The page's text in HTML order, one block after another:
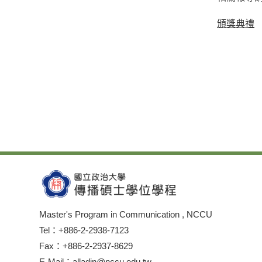
頒獎典禮
Master's Program in Communication , NCCU
Tel：+886-2-2938-7123
Fax：+886-2-2937-8629